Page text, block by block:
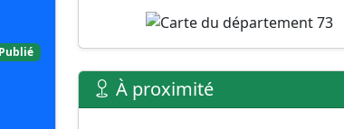
Publié
À proximité